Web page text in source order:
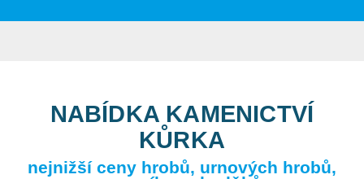
NABÍDKA KAMENICTVÍ
KŮRKA
nejnižší ceny hrobů, urnových hrobů,